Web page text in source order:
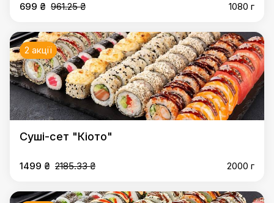
699 ₴ 961.25 ₴ 1080 г
2 акції
Суші-сет "Кіото"
1499 ₴ 2185.33 ₴ 2000 г